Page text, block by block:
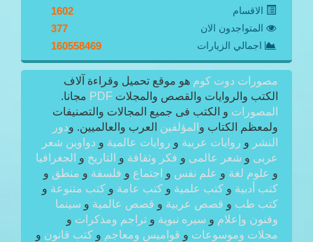
الاقسام 1602
المتواجدون الان 377
اجمالي الزيارات 160558469
مصورات دوت كوم هو موقع تحميل وقراءة آلاف
الكتب والروايات والقصص والمجلات PDF مجانا.
المصورات و الكتب فى جميع المجالات والتصنيفات
ولمعظم الكتاب و المؤلفين العرب والعالميين. ودور
النشر و روايات عربية و روايات عالمية و دواوين شعر
عربى و شعر عالمى و فكر وثقافة و التاريخ و الجغرافيا
و علوم لغة و علم نفس و اجتماع و فلسفة و منطق و
كتب أدبية و كتب علمية و كتب عامة و كتب متنوعة و
كتب طب و قصص عربية و قصص عالمية و سينما
وفنون وإعلام و سيره نبوية و تراجم ومذكرات و
مجلات وموسوعات و قواميس ومعاجم و كتب قانون و